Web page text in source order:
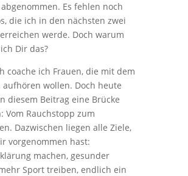
Es fehlen noch
die ich in den nächsten zwei
werde. Doch warum
Dir das?
coache ich Frauen, die mit dem
aufhören wollen. Doch heute
diesem Beitrag eine Brücke
Vom Rauchstopp zum
Dazwischen liegen alle Ziele,
vorgenommen hast:
machen, gesunder
Sport treiben, endlich ein